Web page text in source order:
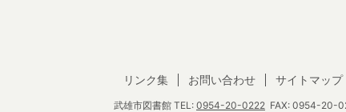
武雄市図書館 TEL: 0954-20-0222 FAX: 0954-20-
リンク集 お問い合わせ サイトマップ